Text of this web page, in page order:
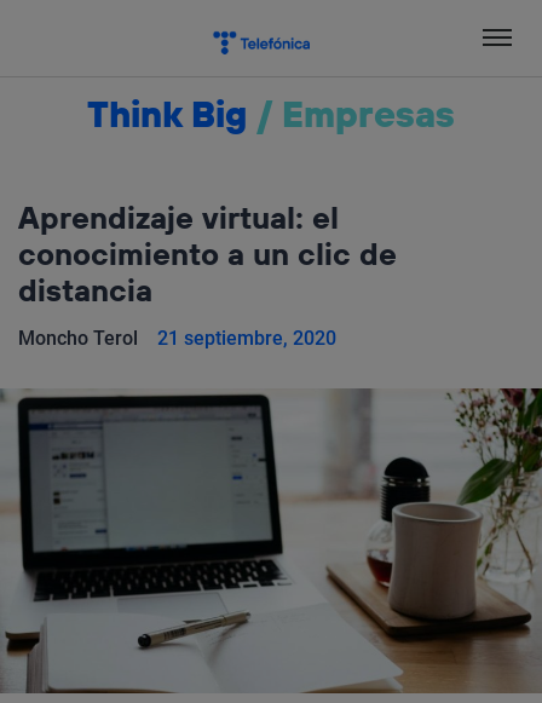
Think Big / Empresas
Aprendizaje virtual: el
conocimiento a un clic de
distancia
Moncho Terol 21 septiembre, 2020